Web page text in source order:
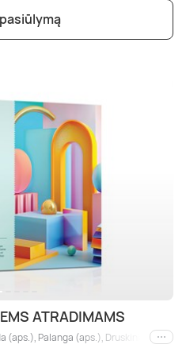
ATRADIMAMS
(aps.), Palanga (aps.), Druskininkai,Kiti